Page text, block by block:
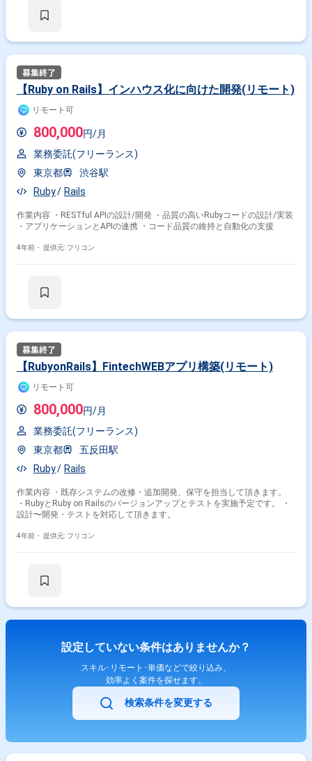
【Ruby on Rails】インハウス化に向けた開発(リモート)
リモート可
800,000円/月
業務委託(フリーランス)
東京都
渋谷駅
Ruby
Rails
作業内容 ・RESTful APIの設計/開発 ・品質の高いRubyコードの設計/実装
・アプリケーションとAPIの連携 ・コード品質の維持と自動化の支援
4年前・ 提供元: フリコン
【RubyonRails】FintechWEBアプリ構築(リモート)
リモート可
800,000円/月
業務委託(フリーランス)
東京都
五反田駅
Ruby
Rails
作業内容 ・既存システムの改修・追加開発、保守を担当して頂きます。
・RubyとRuby on Railsのバージョンアップとテストを実施予定です。 ・
設計〜開発・テストを対応して頂きます。
4年前・ 提供元: フリコン
設定していない条件はありませんか？
スキル･リモート･単価などで絞り込み、
効率よく案件を探せます。
検索条件を変更する